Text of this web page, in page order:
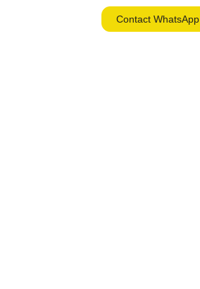
Contact WhatsApp